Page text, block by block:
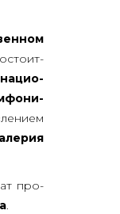
про­
.